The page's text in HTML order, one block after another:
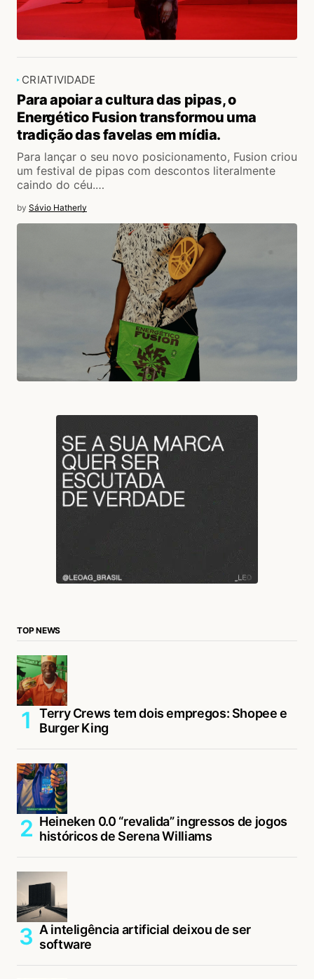
CRIATIVIDADE
Para apoiar a cultura das pipas, o
Energético Fusion transformou uma
tradição das favelas em mídia.
Para lançar o seu novo posicionamento, Fusion criou
um festival de pipas com descontos literalmente
caindo do céu.…
by Sávio Hatherly
TOP NEWS
Terry Crews tem dois empregos: Shopee e
Burger King
Heineken 0.0 “revalida” ingressos de jogos
históricos de Serena Williams
A inteligência artificial deixou de ser
software